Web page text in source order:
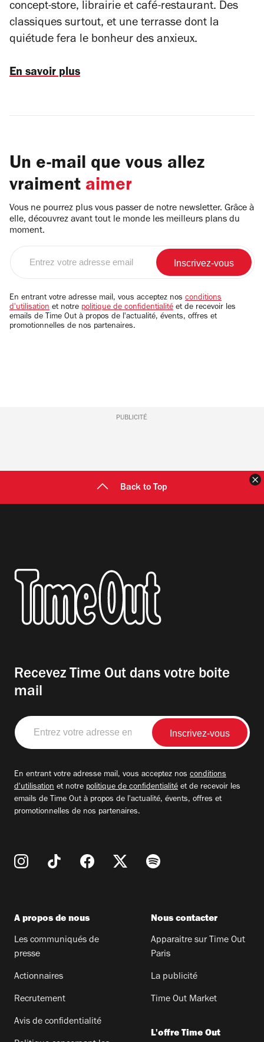
concept-store, librairie et café-restaurant. Des
classiques surtout, et une terrasse dont la
quiétude fera le bonheur des anxieux.
En savoir plus
Un e-mail que vous allez
vraiment aimer
Vous ne pourrez plus vous passer de notre newsletter. Grâce à
elle, découvrez avant tout le monde les meilleurs plans du
moment.
email
En entrant votre adresse mail, vous acceptez nos conditions
d'utilisation et notre politique de confidentialité et de recevoir les
emails de Time Out à propos de l'actualité, évents, offres et
promotionnelles de nos partenaires.
PUBLICITÉ
Back to Top
Recevez Time Out dans votre boite
mail
Entrez
votre
adresse
En entrant votre adresse mail, vous acceptez nos conditions
d'utilisation et notre politique de confidentialité et de recevoir les
emails de Time Out à propos de l'actualité, évents, offres et
promotionnelles de nos partenaires.
A propos de nous
Les communiqués de
presse
Actionnaires
Recrutement
Avis de confidentialité
Nous contacter
Apparaitre sur Time Out
Paris
La publicité
Time Out Market
L'offre Time Out